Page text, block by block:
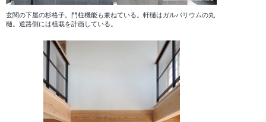
玄関の下屋の杉格子。門柱機能も兼ねている。軒樋はガルバリウムの丸
樋。道路側には植栽を計画している。